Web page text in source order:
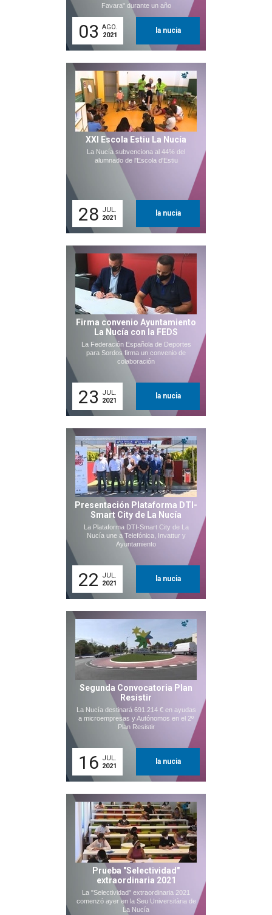
Favara" durante un año
03 AGO.
2021
la nucia
XXI Escola Estiu La Nucía
La Nucía subvenciona al 44% del
alumnado de l'Escola d'Estiu
28 JUL.
2021
la nucia
Firma convenio Ayuntamiento
La Nucía con la FEDS
La Federación Española de Deportes
para Sordos firma un convenio de
colaboración
23
JUL.
2021
la nucia
Presentación Plataforma DTI-
Smart City de La Nucía
La Plataforma DTI-Smart City de La
Nucía une a Telefónica, Invattur y
Ayuntamiento
22
JUL.
2021
la nucia
Segunda Convocatoria Plan
Resistir
La Nucía destinará 691.214 € en ayudas
a microempresas y Autónomos en el 2º
Plan Resistir
16 JUL.
2021
la nucia
Prueba "Selectividad"
extraordinaria 2021
La "Selectividad" extraordinaria 2021
comenzó ayer en la Seu Universitària de
La Nucía